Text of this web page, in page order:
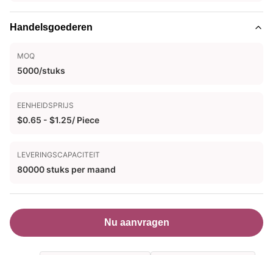
Handelsgoederen
MOQ
5000/stuks
EENHEIDSPRIJS
$0.65 - $1.25/ Piece
LEVERINGSCAPACITEIT
80000 stuks per maand
Nu aanvragen